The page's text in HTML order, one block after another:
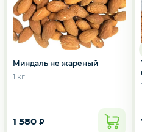
Миндаль не жареный
1 кг
1 580 ₽